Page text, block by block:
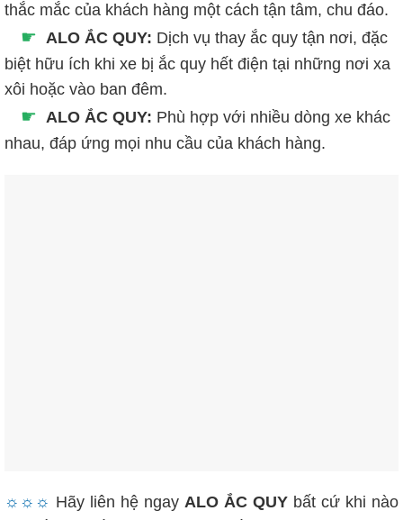
thắc mắc của khách hàng một cách tận tâm, chu đáo.
☛ ALO ẮC QUY: Dịch vụ thay ắc quy tận nơi, đặc
biệt hữu ích khi xe bị ắc quy hết điện tại những nơi xa
xôi hoặc vào ban đêm.
☛ ALO ẮC QUY: Phù hợp với nhiều dòng xe khác
nhau, đáp ứng mọi nhu cầu của khách hàng.
☼☼☼ Hãy liên hệ ngay ALO ẮC QUY bất cứ khi nào